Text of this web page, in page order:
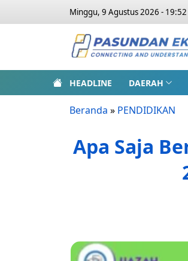
Minggu, 9 Agustus 2026 - 19:52
HEADLINE DAERAH
Beranda » PENDIDIKAN
Apa Saja